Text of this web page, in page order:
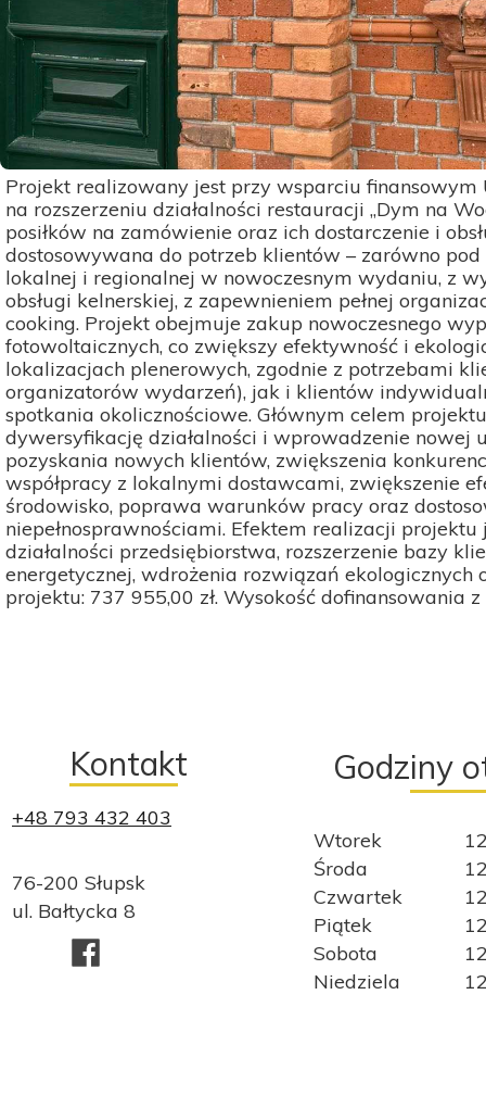
Projekt realizowany jest przy wsparciu
na rozszerzeniu działalności restauracji „Dym na
posiłków na zamówienie oraz ich dostarczenie i
dostosowywana do potrzeb klientów – zarówno
lokalnej i regionalnej w nowoczesnym wydaniu, z
obsługi kelnerskiej, z zapewnieniem pełnej
cooking. Projekt obejmuje zakup nowoczesnego
fotowoltaicznych, co zwiększy efektywność i
lokalizacjach plenerowych, zgodnie z potrzebami
organizatorów wydarzeń), jak i klientów
spotkania okolicznościowe. Głównym celem
dywersyfikację działalności i wprowadzenie nowej
pozyskania nowych klientów, zwiększenia
współpracy z lokalnymi dostawcami, zwiększenie
środowisko, poprawa warunków pracy oraz
niepełnosprawnościami. Efektem realizacji
działalności przedsiębiorstwa, rozszerzenie bazy
energetycznej, wdrożenia rozwiązań
projektu: 737 955,00 zł. Wysokość dofinansowania
Kontakt
+48 793 432 403
76-200 Słupsk
ul. Bałtycka 8
Godziny
Wtorek
Środa
Czwartek
Piątek
Sobota
Niedziela